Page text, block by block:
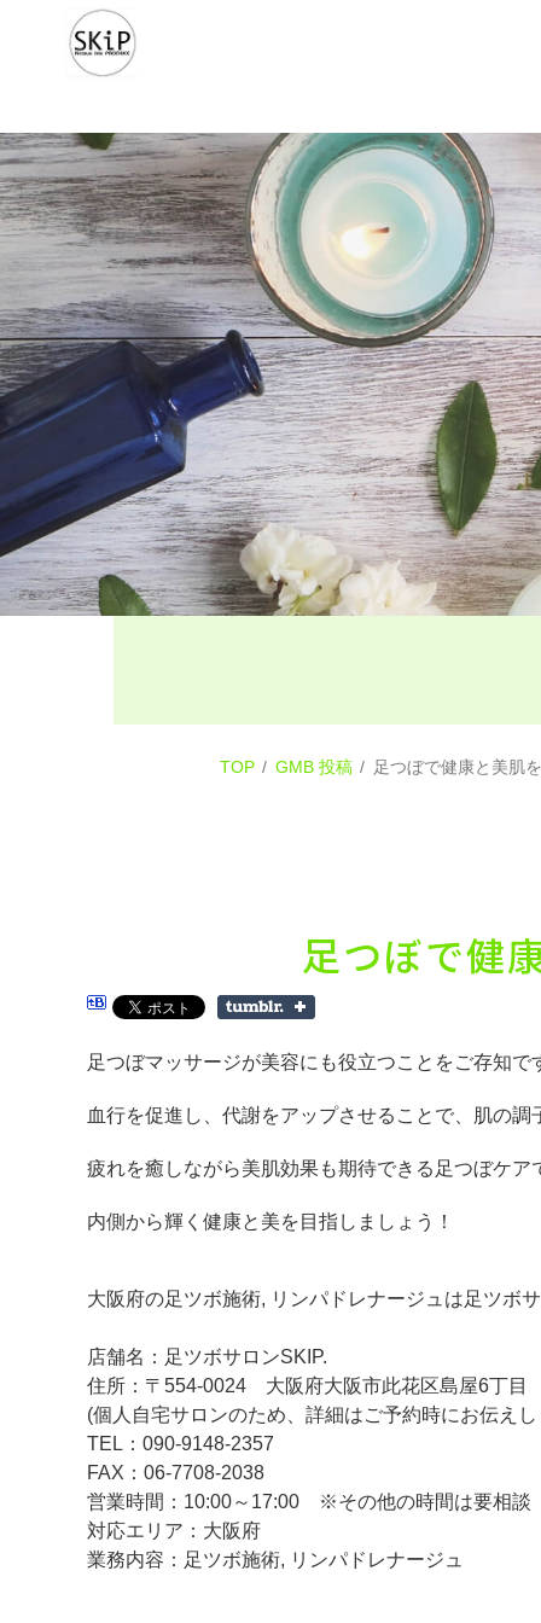
TOP GMB 投稿 足つぼで健康と美肌
足つぼで健
足つぼマッサージが美容にも役立つことをご存知で
血行を促進し、代謝をアップさせることで、肌の調
疲れを癒しながら美肌効果も期待できる足つぼケア
内側から輝く健康と美を目指しましょう！
大阪府の足ツボ施術, リンパドレナージュは足ツボ
店舗名：足ツボサロンSKIP.
住所：〒554-0024 大阪府大阪市此花区島屋6丁目
(個人自宅サロンのため、詳細はご予約時にお伝え
TEL：090-9148-2357
FAX：06-7708-2038
営業時間：10:00～17:00 ※その他の時間は要相
対応エリア：大阪府
業務内容：足ツボ施術, リンパドレナージュ